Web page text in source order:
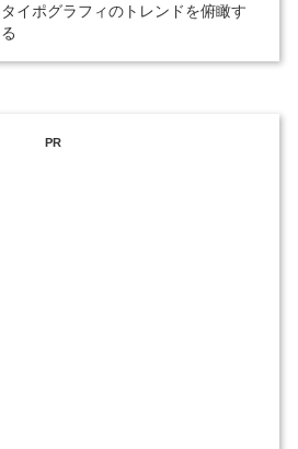
タイポグラフィのトレンドを俯瞰す
る
PR